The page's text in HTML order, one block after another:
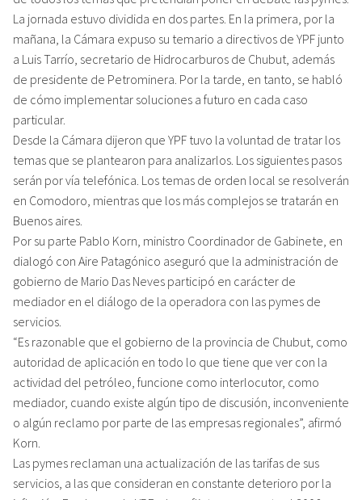
La jornada estuvo dividida en dos partes. En la primera, por la
mañana, la Cámara expuso su temario a directivos de YPF junto
a Luis Tarrío, secretario de Hidrocarburos de Chubut, además
de presidente de Petrominera. Por la tarde, en tanto, se habló
de cómo implementar soluciones a futuro en cada caso
particular.
Desde la Cámara dijeron que YPF tuvo la voluntad de tratar los
temas que se plantearon para analizarlos. Los siguientes pasos
serán por vía telefónica. Los temas de orden local se resolverán
en Comodoro, mientras que los más complejos se tratarán en
Buenos aires.
Por su parte Pablo Korn, ministro Coordinador de Gabinete, en
dialogó con Aire Patagónico aseguró que la administración de
gobierno de Mario Das Neves participó en carácter de
mediador en el diálogo de la operadora con las pymes de
servicios.
“Es razonable que el gobierno de la provincia de Chubut, como
autoridad de aplicación en todo lo que tiene que ver con la
actividad del petróleo, funcione como interlocutor, como
mediador, cuando existe algún tipo de discusión, inconveniente
o algún reclamo por parte de las empresas regionales”, afirmó
Korn.
Las pymes reclaman una actualización de las tarifas de sus
servicios, a las que consideran en constante deterioro por la